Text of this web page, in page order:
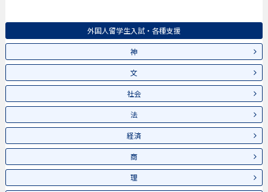
外国人留学生入試・各種支援
神
文
社会
法
経済
商
理